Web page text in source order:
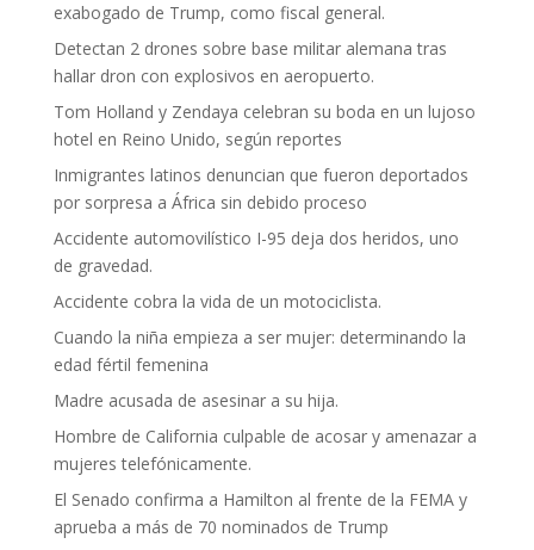
exabogado de Trump, como fiscal general.
Detectan 2 drones sobre base militar alemana tras
hallar dron con explosivos en aeropuerto.
Tom Holland y Zendaya celebran su boda en un lujoso
hotel en Reino Unido, según reportes
Inmigrantes latinos denuncian que fueron deportados
por sorpresa a África sin debido proceso
Accidente automovilístico I-95 deja dos heridos, uno
de gravedad.
Accidente cobra la vida de un motociclista.
Cuando la niña empieza a ser mujer: determinando la
edad fértil femenina
Madre acusada de asesinar a su hija.
Hombre de California culpable de acosar y amenazar a
mujeres telefónicamente.
El Senado confirma a Hamilton al frente de la FEMA y
aprueba a más de 70 nominados de Trump